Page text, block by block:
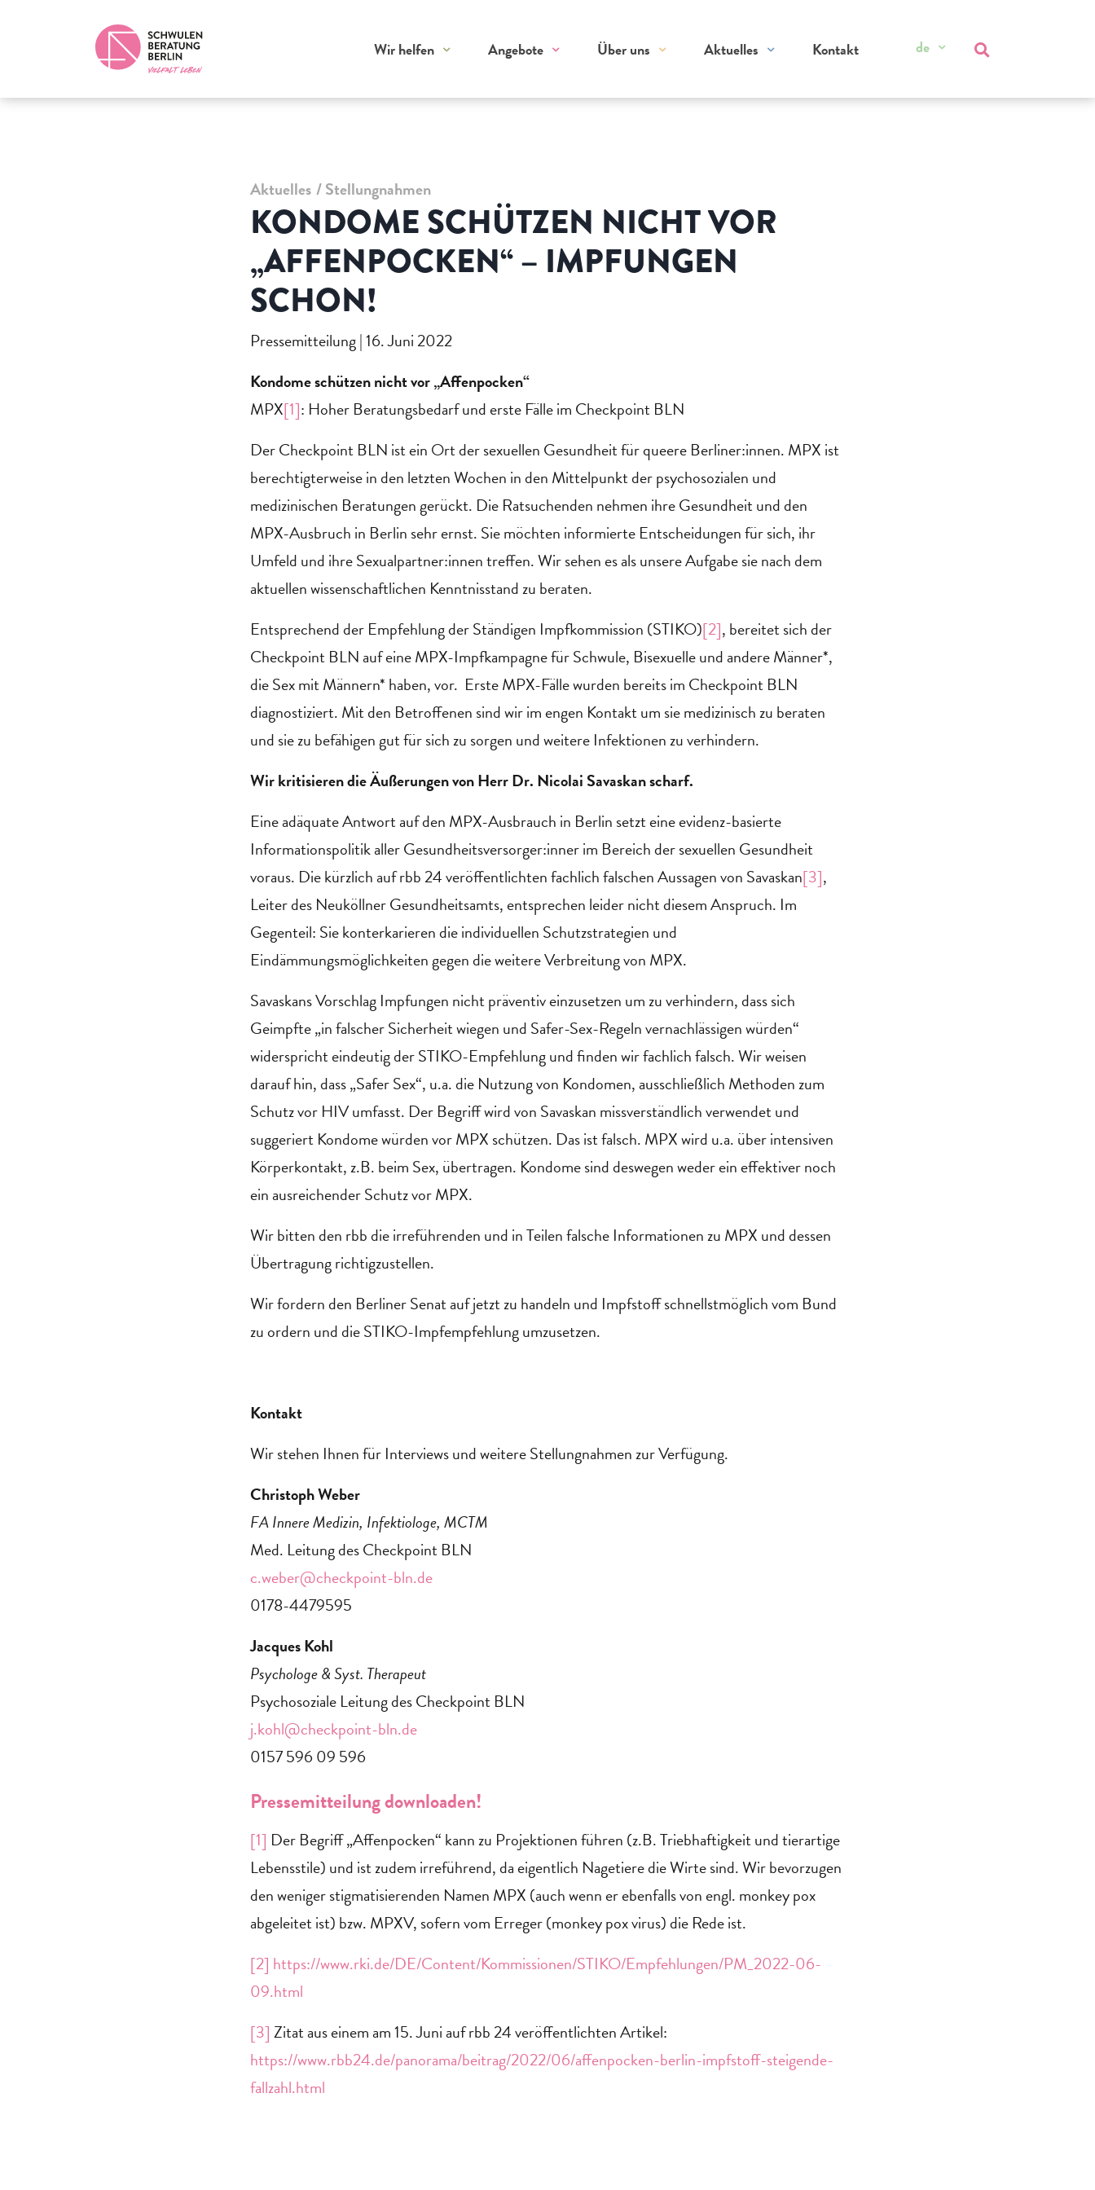
Wir helfen Angebote Über uns Aktuelles Kontakt de
Aktuelles Stellungnahmen
KONDOME SCHÜTZEN NICHT VOR
„AFFENPOCKEN“ – IMPFUNGEN
SCHON!
Pressemitteilung | 16. Juni 2022
Kondome schützen nicht vor „Affenpocken“
MPX[1]: Hoher Beratungsbedarf und erste Fälle im Checkpoint BLN
Der Checkpoint BLN ist ein Ort der sexuellen Gesundheit für queere Berliner:innen. MPX ist
berechtigterweise in den letzten Wochen in den Mittelpunkt der psychosozialen und
medizinischen Beratungen gerückt. Die Ratsuchenden nehmen ihre Gesundheit und den
MPX-Ausbruch in Berlin sehr ernst. Sie möchten informierte Entscheidungen für sich, ihr
Umfeld und ihre Sexualpartner:innen treffen. Wir sehen es als unsere Aufgabe sie nach dem
aktuellen wissenschaftlichen Kenntnisstand zu beraten.
Entsprechend der Empfehlung der Ständigen Impfkommission (STIKO)[2], bereitet sich der
Checkpoint BLN auf eine MPX-Impfkampagne für Schwule, Bisexuelle und andere Männer*,
die Sex mit Männern* haben, vor. Erste MPX-Fälle wurden bereits im Checkpoint BLN
diagnostiziert. Mit den Betroffenen sind wir im engen Kontakt um sie medizinisch zu beraten
und sie zu befähigen gut für sich zu sorgen und weitere Infektionen zu verhindern.
Wir kritisieren die Äußerungen von Herr Dr. Nicolai Savaskan scharf.
Eine adäquate Antwort auf den MPX-Ausbrauch in Berlin setzt eine evidenz-basierte
Informationspolitik aller Gesundheitsversorger:inner im Bereich der sexuellen Gesundheit
voraus. Die kürzlich auf rbb 24 veröffentlichten fachlich falschen Aussagen von Savaskan[3],
Leiter des Neuköllner Gesundheitsamts, entsprechen leider nicht diesem Anspruch. Im
Gegenteil: Sie konterkarieren die individuellen Schutzstrategien und
Eindämmungsmöglichkeiten gegen die weitere Verbreitung von MPX.
Savaskans Vorschlag Impfungen nicht präventiv einzusetzen um zu verhindern, dass sich
Geimpfte „in falscher Sicherheit wiegen und Safer-Sex-Regeln vernachlässigen würden“
widerspricht eindeutig der STIKO-Empfehlung und finden wir fachlich falsch. Wir weisen
darauf hin, dass „Safer Sex“, u.a. die Nutzung von Kondomen, ausschließlich Methoden zum
Schutz vor HIV umfasst. Der Begriff wird von Savaskan missverständlich verwendet und
suggeriert Kondome würden vor MPX schützen. Das ist falsch. MPX wird u.a. über intensiven
Körperkontakt, z.B. beim Sex, übertragen. Kondome sind deswegen weder ein effektiver noch
ein ausreichender Schutz vor MPX.
Wir bitten den rbb die irreführenden und in Teilen falsche Informationen zu MPX und dessen
Übertragung richtigzustellen.
Wir fordern den Berliner Senat auf jetzt zu handeln und Impfstoff schnellstmöglich vom Bund
zu ordern und die STIKO-Impfempfehlung umzusetzen.
Kontakt
Wir stehen Ihnen für Interviews und weitere Stellungnahmen zur Verfügung.
Christoph Weber
FA Innere Medizin, Infektiologe, MCTM
Med. Leitung des Checkpoint BLN
c.weber@checkpoint-bln.de
0178-4479595
Jacques Kohl
Psychologe & Syst. Therapeut
Psychosoziale Leitung des Checkpoint BLN
j.kohl@checkpoint-bln.de
0157 596 09 596
Pressemitteilung downloaden!
[1] Der Begriff „Affenpocken“ kann zu Projektionen führen (z.B. Triebhaftigkeit und tierartige
Lebensstile) und ist zudem irreführend, da eigentlich Nagetiere die Wirte sind. Wir bevorzugen
den weniger stigmatisierenden Namen MPX (auch wenn er ebenfalls von engl. monkey pox
abgeleitet ist) bzw. MPXV, sofern vom Erreger (monkey pox virus) die Rede ist.
[2] https://www.rki.de/DE/Content/Kommissionen/STIKO/Empfehlungen/PM_2022-06-
09.html
[3] Zitat aus einem am 15. Juni auf rbb 24 veröffentlichten Artikel:
https://www.rbb24.de/panorama/beitrag/2022/06/affenpocken-berlin-impfstoff-steigende-
fallzahl.html